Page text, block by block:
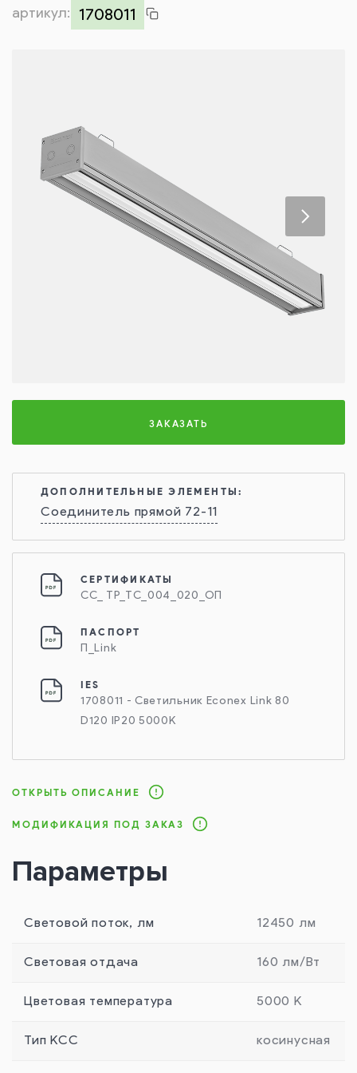
Контакты
артикул: 1708011
ЗАКАЗАТЬ
ДОПОЛНИТЕЛЬНЫЕ ЭЛЕМЕНТЫ:
Соединитель прямой 72-11
СЕРТИФИКАТЫ
СС_ ТР_ТС_004_020_ОП
ПАСПОРТ
П_Link
IES
1708011 - Светильник Econex Link 80
D120 IP20 5000K
ОТКРЫТЬ ОПИСАНИЕ
МОДИФИКАЦИЯ ПОД ЗАКАЗ
Параметры
Световой поток, лм 12450 лм
Световая отдача 160 лм/Вт
Цветовая температура 5000 К
Тип КСС косинусная